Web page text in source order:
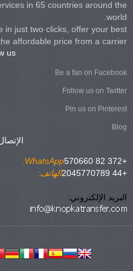
in 65 countries around the
world.
in just two clicks, offer your best
affordable price from a carrier.
us
Be a fan on Facebook
Follow us on Twitter
Pin us on Pinterest
Blog
WhatsApp:
+372 82 570660
الهاتف:
+44 2045770789
البريد الإلكتروني: